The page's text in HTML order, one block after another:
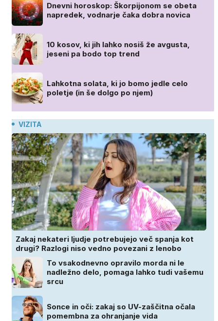
Dnevni horoskop: Škorpijonom se obeta
napredek, vodnarje čaka dobra novica
10 kosov, ki jih lahko nosiš že avgusta,
jeseni pa bodo top trend
Lahkotna solata, ki jo bomo jedle celo
poletje (in še dolgo po njem)
VIZITA
Zakaj nekateri ljudje potrebujejo več spanja kot
drugi? Razlogi niso vedno povezani z lenobo
To vsakodnevno opravilo morda ni le
nadležno delo, pomaga lahko tudi vašemu
srcu
Sonce in oči: zakaj so UV-zaščitna očala
pomembna za ohranjanje vida